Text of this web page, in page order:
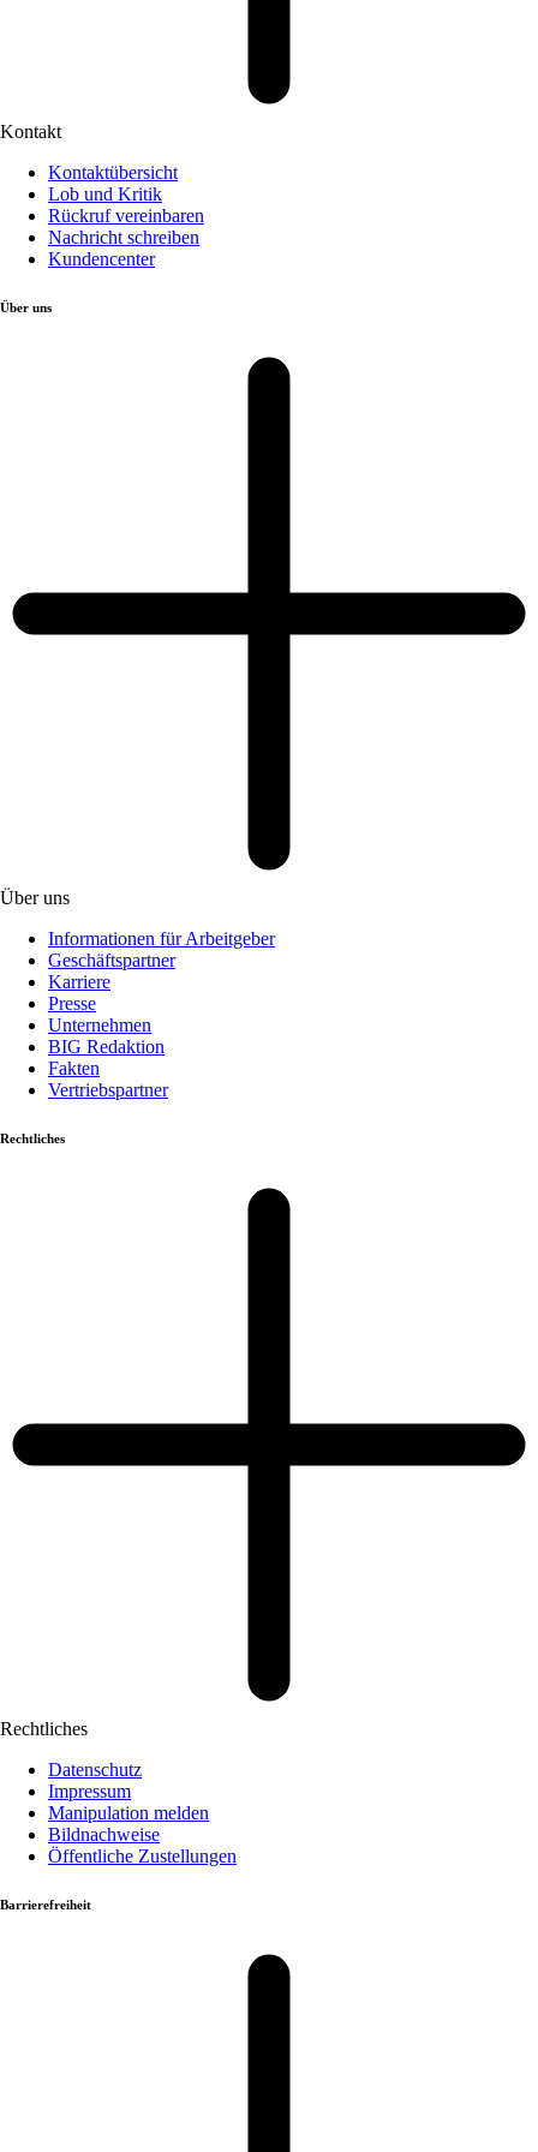
Kontakt
Kontaktübersicht
Lob und Kritik
Rückruf vereinbaren
Nachricht schreiben
Kundencenter
Über uns
Über uns
Informationen für Arbeitgeber
Geschäftspartner
Karriere
Presse
Unternehmen
BIG Redaktion
Fakten
Vertriebspartner
Rechtliches
Rechtliches
Datenschutz
Impressum
Manipulation melden
Bildnachweise
Öffentliche Zustellungen
Barrierefreiheit